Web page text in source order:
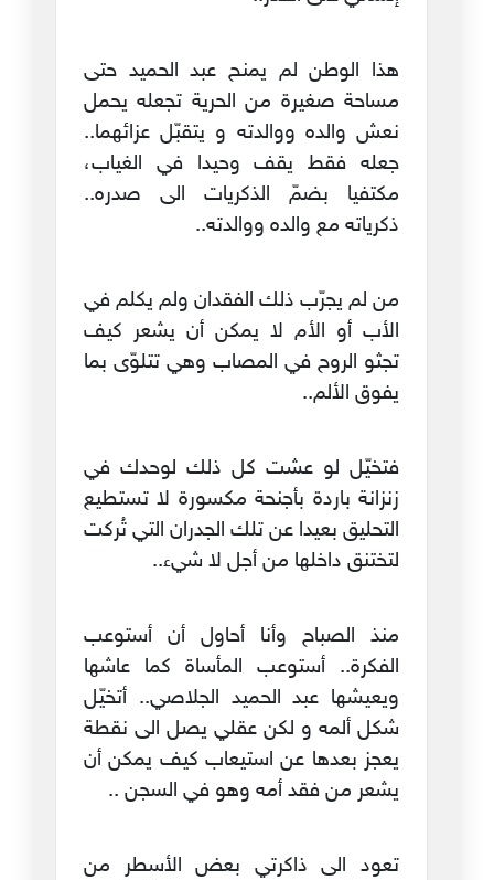
هذا الوطن لم يمنح عبد الحميد حتى
مساحة صغيرة من الحرية تجعله يحمل
نعش والده ووالدته و يتقبّل عزائهما..
جعله فقط يقف وحيدا في الغياب،
مكتفيا بضمّ الذكريات الى صدره..
ذكرياته مع والده ووالدته..
من لم يجرّب ذلك الفقدان ولم يكلم في
الأب أو الأم لا يمكن أن يشعر كيف
تجثو الروح في المصاب وهي تتلوّى بما
يفوق الألم..
فتخيّل لو عشت كل ذلك لوحدك في
زنزانة باردة بأجنحة مكسورة لا تستطيع
التحليق بعيدا عن تلك الجدران التي تُركت
لتختنق داخلها من أجل لا شيء..
منذ الصباح وأنا أحاول أن أستوعب
الفكرة.. أستوعب المأساة كما عاشها
ويعيشها عبد الحميد الجلاصي.. أتخيّل
شكل ألمه و لكن عقلي يصل الى نقطة
يعجز بعدها عن استيعاب كيف يمكن أن
يشعر من فقد أمه وهو في السجن ..
تعود الى ذاكرتي بعض الأسطر من